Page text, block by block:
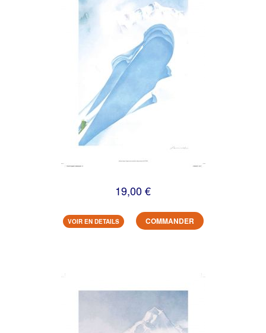
19,00 €
VOIR EN DETAILS COMMANDER